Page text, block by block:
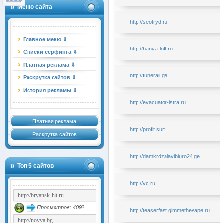
Меню сайта
Главное меню ⇓
Списки серфинга ⇓
Платная реклама ⇓
Раскрутка сайтов ⇓
История рекламы ⇓
Платная реклама
Раскрутка сайтов
Топ 5 сайтов
Просмотров: 4092
http://seotryd.ru
http://banya-loft.ru
http://funerali.ge
http://evacuator-istra.ru
http://profit.surf
http://damkrdzalavibiuro24.ge
http://vc.ru
http://teaserfast.gimmethevape.ru